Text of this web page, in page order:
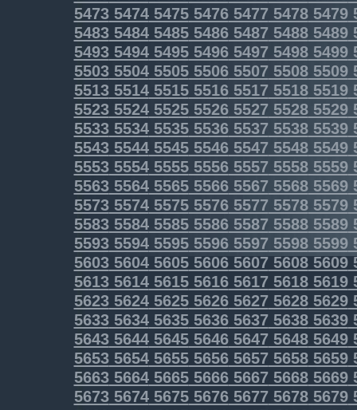
54735474547554765477 54785479
54835484548554865487 54885489
54935494549554965497 54985499
55035504550555065507 55085509
55135514551555165517 55185519
5523552455255526552755285529
55335534553555365537 55385539
55435544554555465547 55485549
55535554555555565557 55585559
55635564556555665567 55685569
55735574557555765577 55785579
55835584558555865587 55885589
55935594559555965597 55985599
5603560456055606560756085609
5613561456155616561756185619
5623562456255626562756285629
5633563456355636563756385639
5643564456455646564756485649
5653565456555656565756585659
5663566456655666566756685669
5673567456755676567756785679